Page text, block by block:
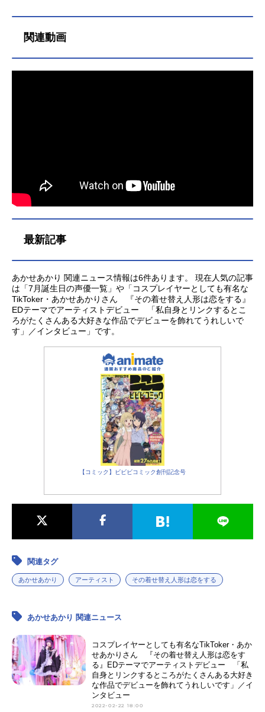
関連動画
最新記事
あかせあかり 関連ニュース情報は6件あります。 現在人気の記事
は「7月誕生日の声優一覧」や「コスプレイヤーとしても有名な
TikToker・あかせあかりさん 『その着せ替え人形は恋をする』
EDテーマでアーティストデビュー 「私自身とリンクするとこ
ろがたくさんある大好きな作品でデビューを飾れてうれしいで
す」／インタビュー」です。
【コミック】ビビビコミック創刊記念号
関連タグ
あかせあかり アーティスト その着せ替え人形は恋をする
あかせあかり 関連ニュース
コスプレイヤーとしても有名なTikToker・あか
せあかりさん 『その着せ替え人形は恋をす
る』EDテーマでアーティストデビュー 「私
自身とリンクするところがたくさんある大好き
な作品でデビューを飾れてうれしいです」／イ
ンタビュー
2022-02-22 18:00